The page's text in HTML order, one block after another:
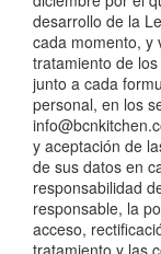
desarrollo de la
cada momento, y
tratamiento de
junto a cada
personal, en los
y aceptación de
de sus datos en
responsabilidad
responsable, la
acceso,
tratamiento y las